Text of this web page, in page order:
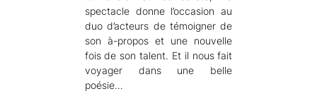
spectacle donne l’occasion au
duo d’acteurs de témoigner de
son à-propos et une nouvelle
fois de son talent. Et il nous fait
voyager dans une belle
poésie…